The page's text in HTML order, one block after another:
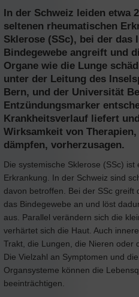
In der Schweiz leiden etwa
seltenen rheumatischen
Sklerose (SSc), bei der das
Bindegewebe angreift und
Organe wie die Lunge
unter der Leitung des
Bern, und der Universität
Entzündungsmarker
Krankheitsverlauf liefert
Wirksamkeit von
dämpfen, vorherzusagen.
Die systemische Sklerose (SSc)
Erkrankung. In der Schweiz sind
davon betroffen. Bei der SSc greift
das Bindegewebe an und löst
aus. Parallel verändern sich die
verhärtet sich die Haut. Auch
Trakt, die Lungen, die Nieren oder
Die Vielzahl an Symptomen und
Organsysteme können die
beeinträchtigen.